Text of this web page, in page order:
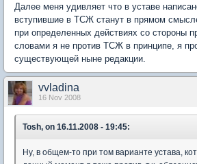
Далее меня удивляет что в уставе
вступившие в ТСЖ станут в прямом
при определенных действиях со стороны
словами я не против ТСЖ в принципе, я
существующей ныне редакции.
vvladina
16 Nov 2008
Tosh, on 16.11.2008 - 19:45:
Ну, в общем-то при том варианте устава,